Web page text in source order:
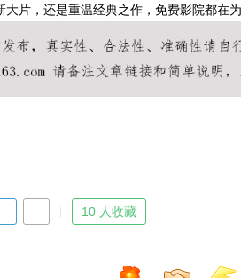
大片，还是重温经典之作，免费影院都在
10 人收藏